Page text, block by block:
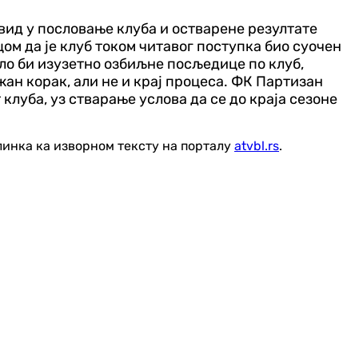
у пословање клуба и остварене резултате
да је клуб током читавог поступка био суочен
би изузетно озбиљне посљедице по клуб,
корак, али не и крај процеса. ФК Партизан
уз стварање услова да се до краја сезоне
ка изворном тексту на порталу atvbl.rs.